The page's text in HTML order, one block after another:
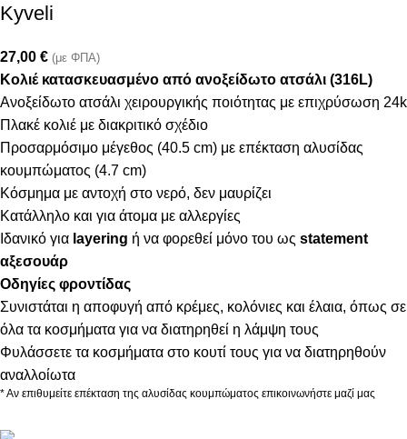
Kyveli
27,00 € (με ΦΠΑ)
Κολιέ κατασκευασμένο από ανοξείδωτο ατσάλι (316L)
Ανοξείδωτο ατσάλι χειρουργικής ποιότητας με επιχρύσωση 24k
Πλακέ κολιέ με διακριτικό σχέδιο
Προσαρμόσιμο μέγεθος (40.5 cm) με επέκταση αλυσίδας
κουμπώματος (4.7 cm)
Κόσμημα με αντοχή στο νερό, δεν μαυρίζει
Κατάλληλο και για άτομα με αλλεργίες
Ιδανικό για layering ή να φορεθεί μόνο του ως statement
αξεσουάρ
Οδηγίες φροντίδας
Συνιστάται η αποφυγή από κρέμες, κολόνιες και έλαια, όπως σε
όλα τα κοσμήματα για να διατηρηθεί η λάμψη τους
Φυλάσσετε τα κοσμήματα στο κουτί τους για να διατηρηθούν
αναλλοίωτα
* Αν επιθυμείτε επέκταση της αλυσίδας κουμπώματος επικοινωνήστε μαζί μας